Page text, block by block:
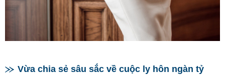
Vừa chia sẻ sâu sắc về cuộc ly hôn ngàn tỷ